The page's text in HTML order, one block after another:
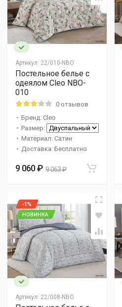
Артикул: 22/010-NBO
Постельное белье с
одеялом Cleo NBO-
010
0 отзывов
Бренд: Cleo
Размер:
Материал: Сатин
Доставка: Бесплатно
9 060 ₽ 9 063 ₽
Артикул: 22/008-NBO
-1%
НОВИНКА